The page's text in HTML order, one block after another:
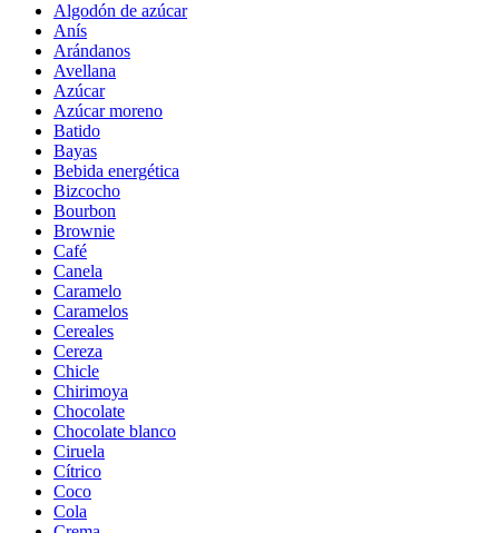
Algodón de azúcar
Anís
Arándanos
Avellana
Azúcar
Azúcar moreno
Batido
Bayas
Bebida energética
Bizcocho
Bourbon
Brownie
Café
Canela
Caramelo
Caramelos
Cereales
Cereza
Chicle
Chirimoya
Chocolate
Chocolate blanco
Ciruela
Cítrico
Coco
Cola